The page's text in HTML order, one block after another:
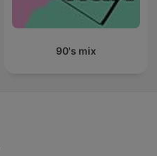
90's mix